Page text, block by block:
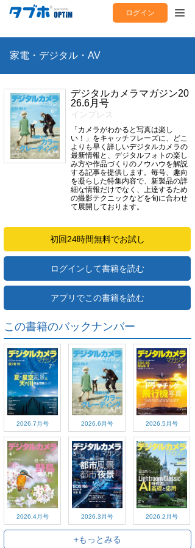
ログイン
家電・デジタル・AV
デジタルカメラマガジン20
26.6月号
インプレス
「カメラがわかると写真は楽し
い！」をキャッチフレーズに、どこ
よりも早く詳しいデジタルカメラの
最新情報と、デジタルフォトの楽し
み方や作品づくりのノウハウを解説
する記事を提供します。毎号、趣向
を凝らした特集内容で、新製品の詳
細な情報だけでなく、上達するため
の撮影テクニックなどを旬に合わせ
て展開しております。
初回24時間無料でお試し
ログインして書籍を読む
アプリでこの書籍を読む
この書籍のバックナンバー
2026.7月号 2026.6月号 2026.5月号
2026.4月号 2026.3月号 2026.2月号
+もっとみる